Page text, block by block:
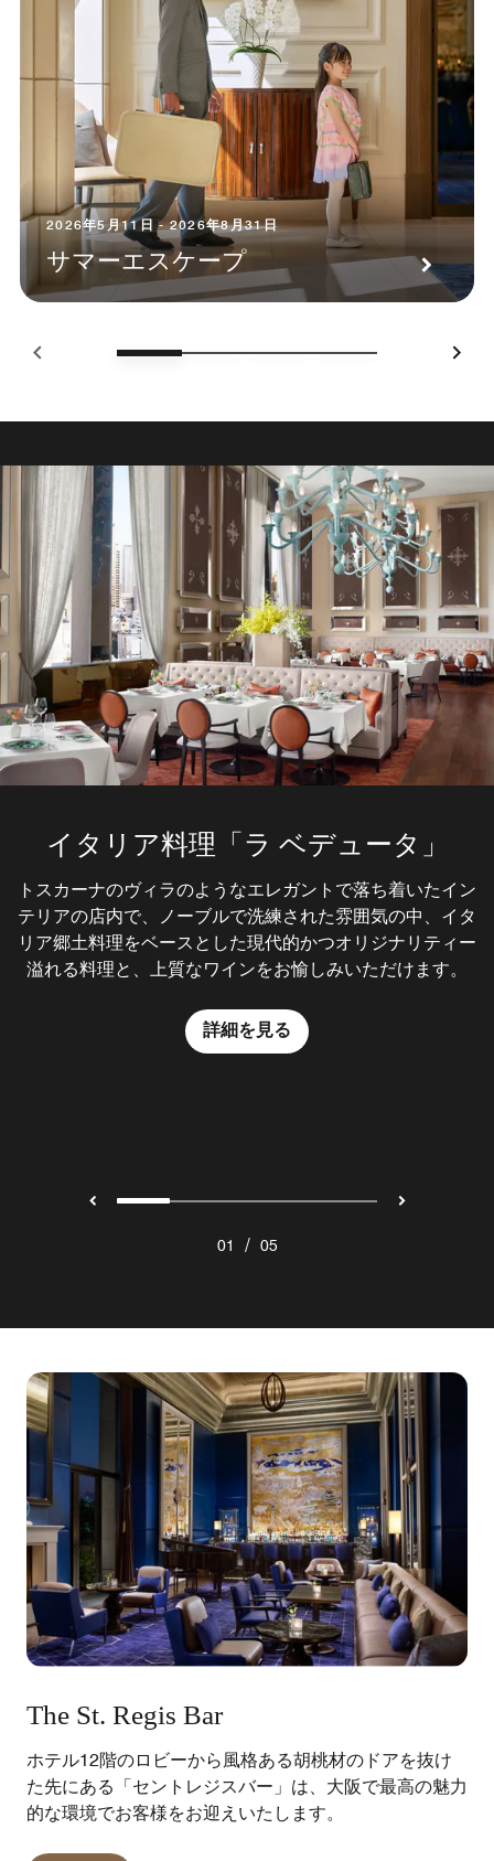
2026年5月11日 - 2026年8月31日
サマーエスケープ
イタリア料理「ラ ベデュータ」
トスカーナのヴィラのようなエレガントで落ち着いたイン
テリアの店内で、ノーブルで洗練された雰囲気の中、イタ
リア郷土料理をベースとした現代的かつオリジナリティー
溢れる料理と、上質なワインをお愉しみいただけます。
詳細を見る
ブラッスリー「RÉGINE」
長年フランス料理界で活躍し、ミシュラン2つ星レストラ
ン「Ryuzu」のオーナーシェフである飯塚 隆太氏を監修
に迎え、伝統的なフランス料理を尊重しつつ、素材の持ち
味を活かしたシンプルで洗練された料理をご堪能いただけ
様々なシーンでご利用いただけるブラッスリー
「RÉGINE」で、洗練されたひと時をお愉しみください。
鉄板焼「和城」
長年フランス料理界で活躍し、ミシュラン2つ星レストラ
ン「Ryuzu」のオーナーシェフである飯塚 隆太氏の監修
する、関西の豊富な旬の食材にシェフ飯塚の技巧を利か
せ、細部まで完璧さにこだわった、繊細で美しい鉄板焼を
詳細を見る
セントレジスバー
時代を超えて受け継がれる伝統が息づく、エレガントで洗
練されたセントレジスバーが日常に格別のひと時をご提供
します。ニューヨークの活気に満ちたストーリーに思いを
馳せるオリジナルカクテル、上質なシャンパン、そしてク
ートを愉しむようなひと時をお過ごしください。
ル・プチシェフ
セント レジス ホテル 大阪で、世界一小さなシェフによる
驚きと感動に満ちたシネマ・ダイニングをご体験くださ
い。記念日やご家族との特別な日に、エンターテインメン
トと美食が融合した心躍るひと時を。
詳細を見る
01 / 05
The St. Regis Bar
ホテル12階のロビーから風格ある胡桃材のドアを抜け
た先にある「セントレジスバー」は、大阪で最高の魅力
的な環境でお客様をお迎えいたします。